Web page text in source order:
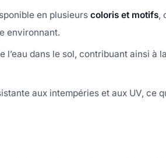
en plusieurs coloris et motifs,
environnant.
l’eau dans le sol, contribuant ainsi à
aux intempéries et aux UV, ce